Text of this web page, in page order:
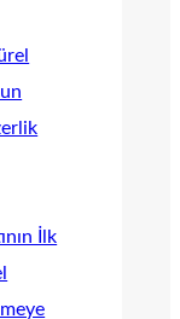
İlk